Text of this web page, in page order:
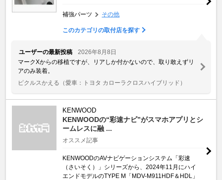
補強パーツ その他
このカテゴリの取付店を探す
ユーザーの最新投稿
2026年8月8日
マークXからの移植ですが、リアしか付かないので、取り敢えずリ
アのみ装着。
ピクルスかえる （愛車：トヨタ カローラクロスハイブリッド）
KENWOOD
KENWOODの“彩速ナビ”がスマホアプリとシ
ームレスに融 ...
オススメ記事
KENWOODのAVナビゲーションシステム「彩速
（さいそく）」シリーズから、2024年11月にハイ
エンドモデルのTYPE M「MDV-M911HDF＆HDL」